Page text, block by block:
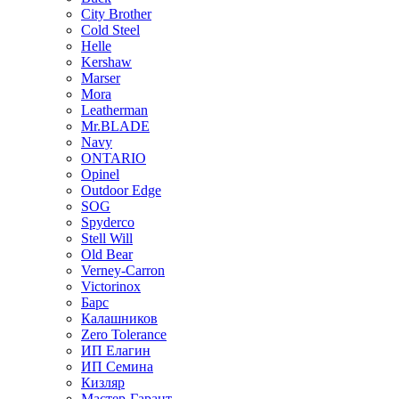
City Brother
Cold Steel
Helle
Kershaw
Marser
Mora
Leatherman
Mr.BLADE
Navy
ONTARIO
Opinel
Outdoor Edge
SOG
Spyderco
Stell Will
Old Bear
Verney-Carron
Victorinox
Барс
Калашников
Zero Tolerance
ИП Елагин
ИП Семина
Кизляр